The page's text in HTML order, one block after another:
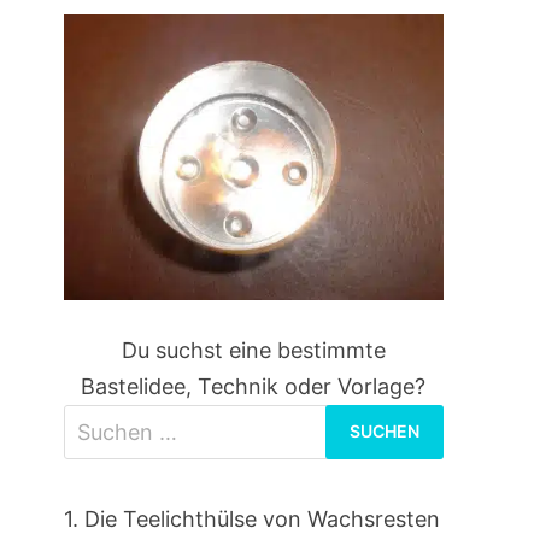
Du suchst eine bestimmte
Bastelidee, Technik oder Vorlage?
nach:
1. Die Teelichthülse von Wachsresten